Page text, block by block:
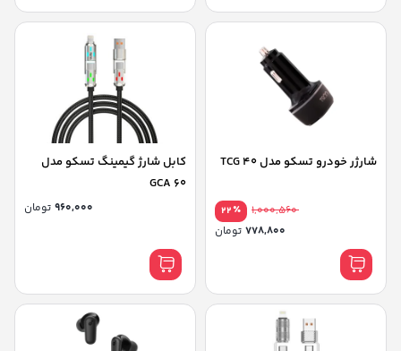
شارژر خودرو تسکو مدل TCG 40
٪22
1,000,560
تومان
کابل شارژ گیمینگ تسکو مدل
GCA 60
تومان